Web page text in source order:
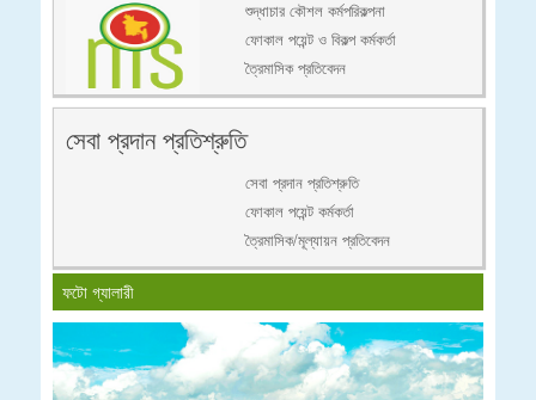
শুদ্ধাচার কৌশল কর্মপরিকল্পনা
ফোকাল পয়েন্ট ও বিকল্প কর্মকর্তা
ত্রৈমাসিক প্রতিবেদন
সেবা প্রদান প্রতিশ্রুতি
সেবা প্রদান প্রতিশ্রুতি
ফোকাল পয়েন্ট কর্মকর্তা
ত্রৈমাসিক/মূল্যায়ন প্রতিবেদন
ফটো গ্যালারী